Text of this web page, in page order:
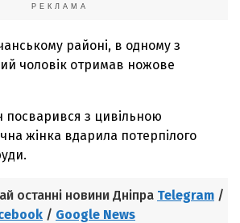
РЕКЛАМА
районі, в одному з
чоловік отримав ножове
посварився з цивільною
жінка вдарила потерпілого
останні новини Дніпра Telegram /
/ Google News